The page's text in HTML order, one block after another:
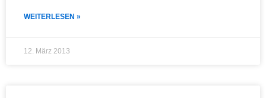
WEITERLESEN »
12. März 2013